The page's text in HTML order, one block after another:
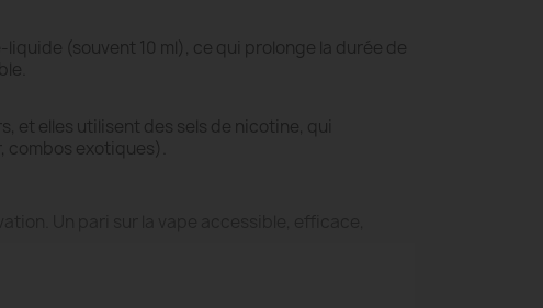
(souvent 10 ml), ce qui prolonge la durée de
et elles utilisent des sels de nicotine, qui
exotiques).